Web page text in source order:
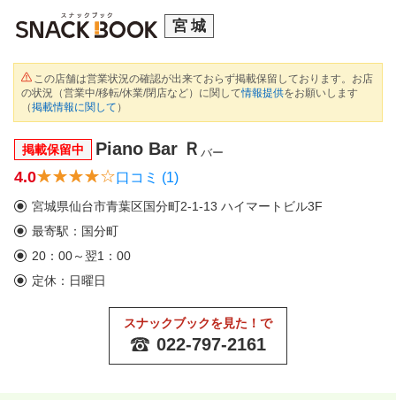
宮城
この店舗は営業状況の確認が出来ておらず掲載保留しております。お店
の状況（営業中/移転/休業/閉店など）に関して情報提供をお願いします
（掲載情報に関して ）
掲載保留中 Piano Bar Ｒ バー
4.0 口コミ (1)
宮城県仙台市青葉区国分町2-1-13 ハイマートビル3F
最寄駅：国分町
20：00～翌1：00
定休：日曜日
スナックブックを見た！で
022-797-2161